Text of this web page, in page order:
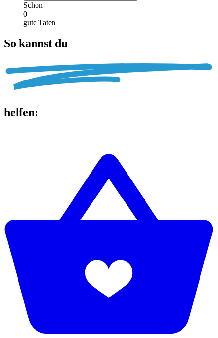
Schon
0
gute Taten
So kannst du
helfen: